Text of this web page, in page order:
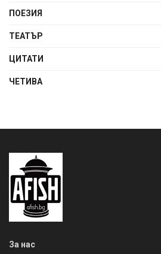
ПОЕЗИЯ
ТЕАТЪР
ЦИТАТИ
ЧЕТИВА
За нас